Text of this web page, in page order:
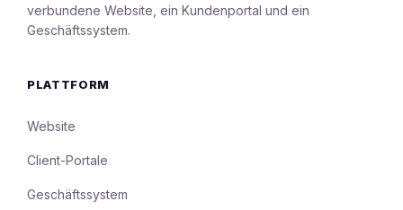
verbundene Website, ein Kundenportal und ein
Geschäftssystem.
PLATTFORM
Website
Client-Portale
Geschäftssystem